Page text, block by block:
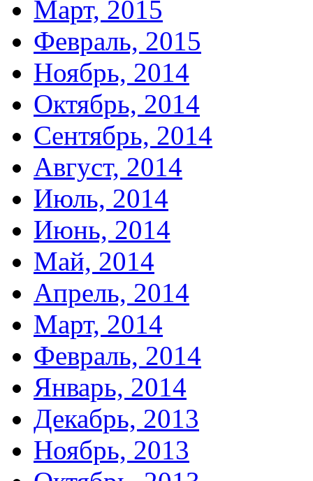
Март, 2015
Февраль, 2015
Ноябрь, 2014
Октябрь, 2014
Сентябрь, 2014
Август, 2014
Июль, 2014
Июнь, 2014
Май, 2014
Апрель, 2014
Март, 2014
Февраль, 2014
Январь, 2014
Декабрь, 2013
Ноябрь, 2013